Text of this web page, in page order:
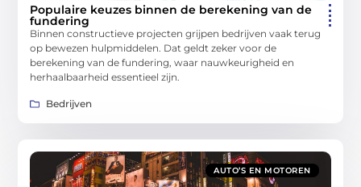
Populaire keuzes binnen de berekening van de
fundering
Binnen constructieve projecten grijpen bedrijven vaak terug
op bewezen hulpmiddelen. Dat geldt zeker voor de
berekening van de fundering, waar nauwkeurigheid en
herhaalbaarheid essentieel zijn.
Bedrijven
AUTO’S EN MOTOREN